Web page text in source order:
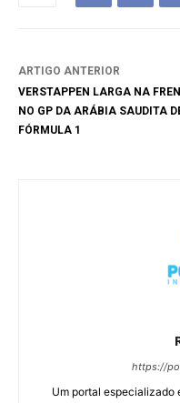
ARTIGO ANTERIOR
VERSTAPPEN LARGA NA
NO GP DA ARÁBIA SAUDITA
FÓRMULA 1
https://
Um portal especializado